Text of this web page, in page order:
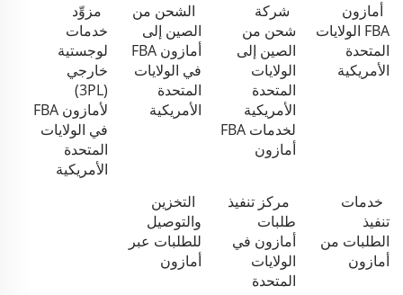
أمازون
FBA الولايات
المتحدة
الأمريكية
شركة
شحن من
الصين إلى
الولايات
المتحدة
الأمريكية
لخدمات FBA
أمازون
الشحن من
الصين إلى
أمازون FBA
في الولايات
المتحدة
الأمريكية
مزوِّد
خدمات
لوجستية
خارجي
(3PL)
لأمازون FBA
في الولايات
المتحدة
الأمريكية
خدمات
تنفيذ
الطلبات من
أمازون
مركز تنفيذ
طلبات
أمازون في
الولايات
المتحدة
التخزين
والتوصيل
للطلبات عبر
أمازون